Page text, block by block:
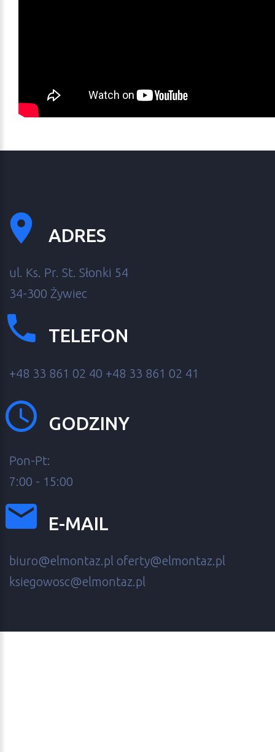
ADRES
ul. Ks. Pr. St. Słonki 54
34-300 Żywiec
TELEFON
+48 33 861 02 40 +48 33 861 02 41
GODZINY
Pon-Pt:
7:00 - 15:00
E-MAIL
biuro@elmontaz.pl oferty@elmontaz.pl
ksiegowosc@elmontaz.pl